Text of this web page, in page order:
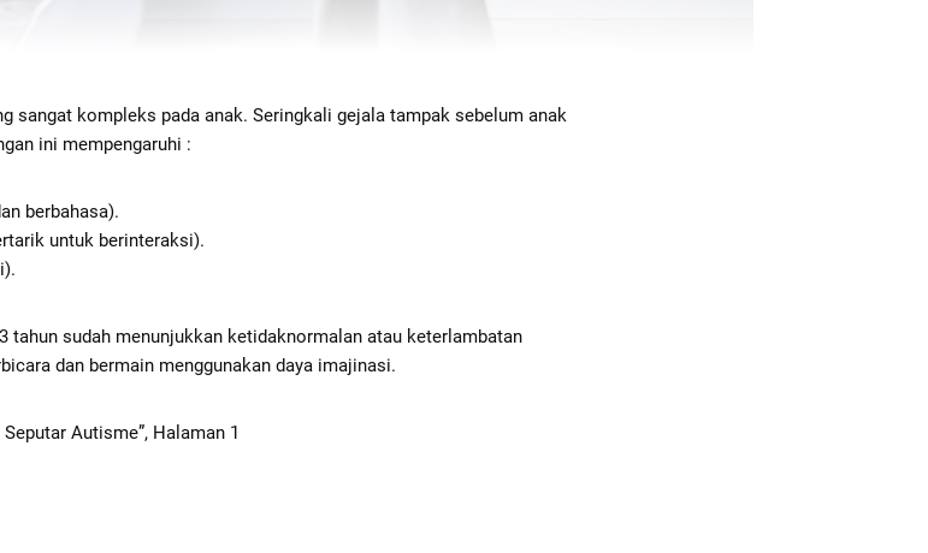
sangat kompleks pada anak. Seringkali gejala tampak sebelum anak
ini mempengaruhi :
berbahasa).
untuk berinteraksi).
tahun sudah menunjukkan ketidaknormalan atau keterlambatan
dan bermain menggunakan daya imajinasi.
Autisme”, Halaman 1